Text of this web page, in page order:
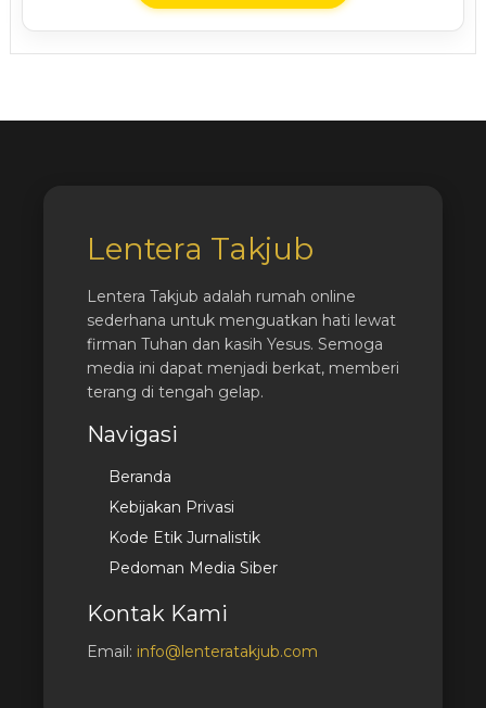
Lentera Takjub
Lentera Takjub adalah rumah online
sederhana untuk menguatkan hati lewat
firman Tuhan dan kasih Yesus. Semoga
media ini dapat menjadi berkat, memberi
terang di tengah gelap.
Navigasi
Beranda
Kebijakan Privasi
Kode Etik Jurnalistik
Pedoman Media Siber
Kontak Kami
Email: info@lenteratakjub.com